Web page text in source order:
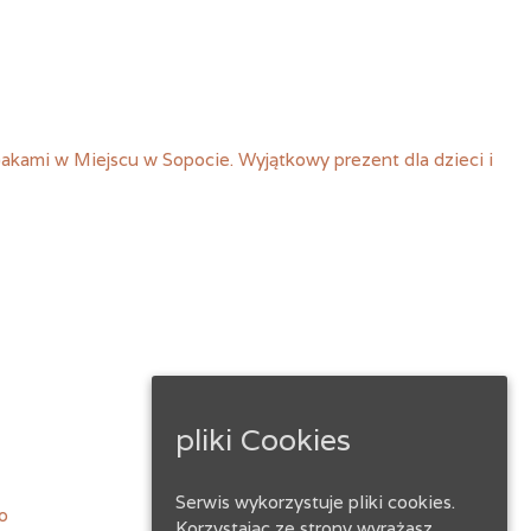
w Miejscu w Sopocie. Wyjątkowy prezent dla dzieci i
pliki Cookies
Serwis wykorzystuje pliki cookies.